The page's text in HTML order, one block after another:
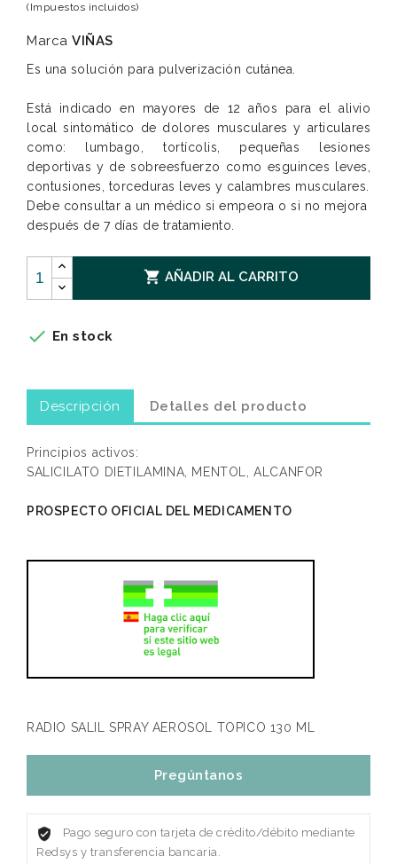
(Impuestos incluidos)
Marca VIÑAS
Es una solución para pulverización cutánea.
Está indicado en mayores de 12 años para el alivio
local sintomático de dolores musculares y articulares
como: lumbago, tortícolis, pequeñas lesiones
deportivas y de sobreesfuerzo como esguinces leves,
contusiones, torceduras leves y calambres musculares.
Debe consultar a un médico si empeora o si no mejora
después de 7 días de tratamiento.
 AÑADIR AL CARRITO
 En stock
Descripción Detalles del producto
Principios activos:
SALICILATO DIETILAMINA, MENTOL, ALCANFOR
PROSPECTO OFICIAL DEL MEDICAMENTO
RADIO SALIL SPRAY AEROSOL TOPICO 130 ML
Pregúntanos
Pago seguro con tarjeta de crédito/débito mediante
Redsys y transferencia bancaria.